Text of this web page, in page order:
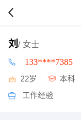
刘 / 女士
133****7385
22岁 本科
工作经验